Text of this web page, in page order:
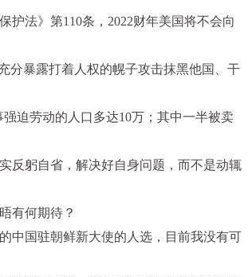
护法》第110条，2022财年美国将不会向
分暴露打着人权的幌子攻击抹黑他国、干
迫劳动的人口多达10万；其中一半被卖
反躬自省，解决好自身问题，而不是动辄
有何期待？
中国驻朝鲜新大使的人选，目前我没有可